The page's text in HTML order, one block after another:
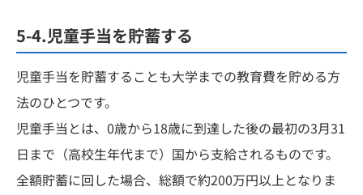
5-4.児童手当を貯蓄する
児童手当を貯蓄することも大学までの教育費を貯める方
法のひとつです。
児童手当とは、0歳から18歳に到達した後の最初の3月31
日まで（高校生年代まで）国から支給されるものです。
全額貯蓄に回した場合、総額で約200万円以上となりま